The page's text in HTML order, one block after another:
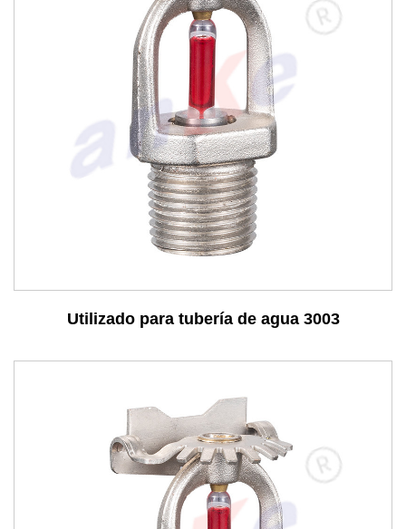
Consulta
Utilizado para tubería de agua 3003